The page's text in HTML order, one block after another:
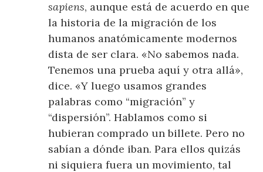
sapiens, aunque está de acuerdo en que
la historia de la migración de los
humanos anatómicamente modernos
dista de ser clara. «No sabemos nada.
Tenemos una prueba aquí y otra allá»,
dice. «Y luego usamos grandes
palabras como “migración” y
“dispersión”. Hablamos como si
hubieran comprado un billete. Pero no
sabían a dónde iban. Para ellos quizás
ni siquiera fuera un movimiento, tal